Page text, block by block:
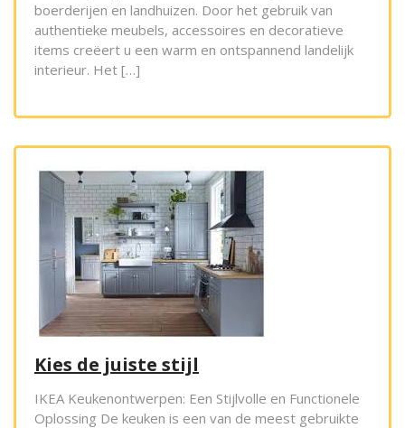
boerderijen en landhuizen. Door het gebruik van
authentieke meubels, accessoires en decoratieve
items creëert u een warm en ontspannend landelijk
interieur. Het […]
Kies de juiste stijl
IKEA Keukenontwerpen: Een Stijlvolle en Functionele
Oplossing De keuken is een van de meest gebruikte